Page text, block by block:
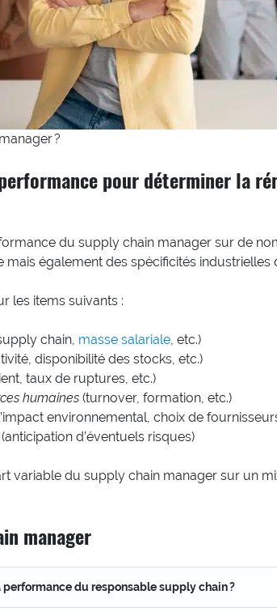
?
pour déterminer la
du supply chain manager sur de
également des spécificités industrielles
les items suivants :
chain, masse salariale, etc.)
disponibilité des stocks, etc.)
taux de ruptures, etc.)
humaines (turnover, formation, etc.)
environnemental, choix de
(anticipation d’éventuels risques)
variable du supply chain manager sur un
manager
du responsable supply chain ?